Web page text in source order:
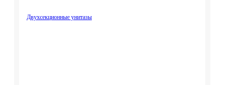
Двухсекционные унитазы